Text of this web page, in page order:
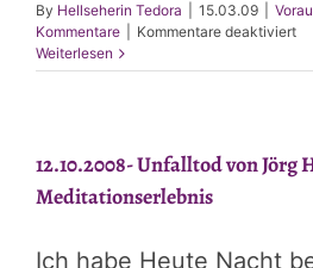
By Hellseherin Tedora 15.03.09
Kommentare
Kommentare deaktiviertfür
der
Weiterlesen
12.10.2008- Unfalltod von Jörg
Meditationserlebnis
Ich habe Heute Nacht